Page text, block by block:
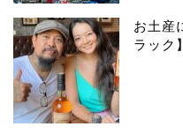
お土産
ラック